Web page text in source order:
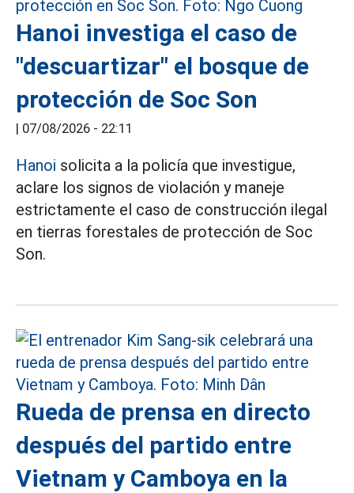
Hanoi investiga el caso de
"descuartizar" el bosque de
protección de Soc Son
| 07/08/2026 - 22:11
Hanoi solicita a la policía que investigue,
aclare los signos de violación y maneje
estrictamente el caso de construcción ilegal
en tierras forestales de protección de Soc
Son.
Rueda de prensa en directo
después del partido entre
Vietnam y Camboya en la